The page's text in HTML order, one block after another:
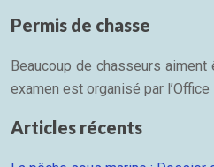
Permis de chasse
Beaucoup de chasseurs
examen est organisé par
Articles récents